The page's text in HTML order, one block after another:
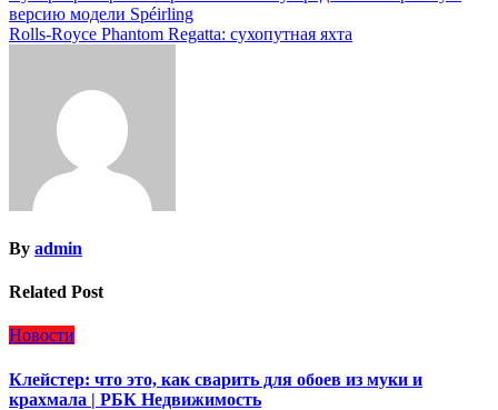
по
версию модели Spéirling
Rolls-Royce Phantom Regatta: сухопутная яхта
By admin
Related Post
Новости
Клейстер: что это, как сварить для обоев из муки и
крахмала | РБК Недвижимость